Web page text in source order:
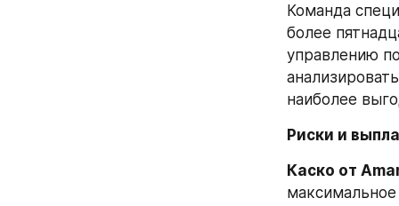
Команда
более
управлению
наиболее
Риски и
Каско от